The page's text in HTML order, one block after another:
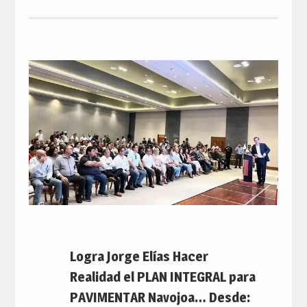
Logra Jorge Elías Hacer
Realidad el PLAN INTEGRAL para
PAVIMENTAR Navojoa… Desde: